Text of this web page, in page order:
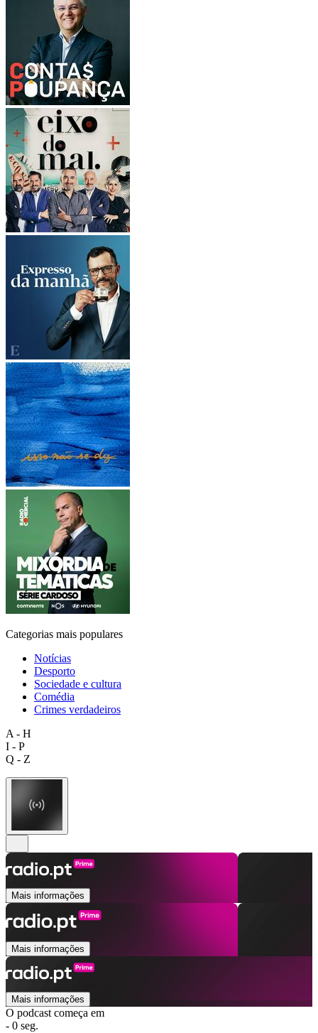
Categorias mais populares
Notícias
Desporto
Sociedade e cultura
Comédia
Crimes verdadeiros
A - H
I - P
Q - Z
Mais informações
Mais informações
Mais informações
O podcast começa em
- 0 seg.